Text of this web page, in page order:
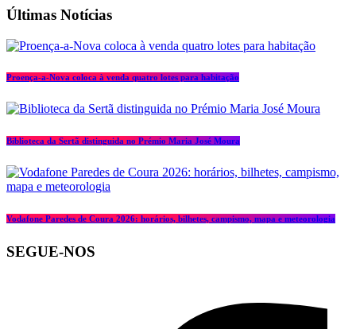
Últimas Notícias
Proença-a-Nova coloca à venda quatro lotes para habitação
Biblioteca da Sertã distinguida no Prémio Maria José Moura
Vodafone Paredes de Coura 2026: horários, bilhetes, campismo, mapa e meteorologia
SEGUE-NOS